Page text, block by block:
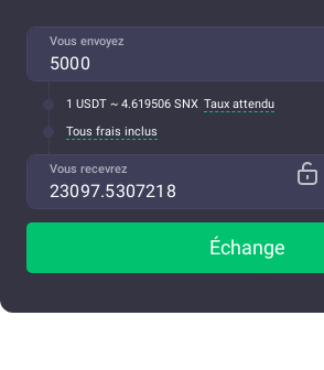
Vous envoyez
1 USDT ~ 4.619506 SNX Taux attendu
Tous frais inclus
Vous recevrez
Échange